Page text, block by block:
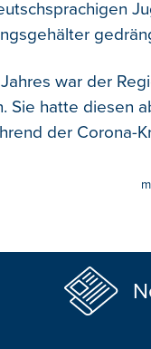
war der
Sie hatte diesen
der Corona-